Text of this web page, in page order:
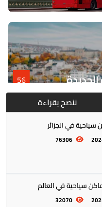
56
ننصح بقراءة
في الجزائر
76306
32070